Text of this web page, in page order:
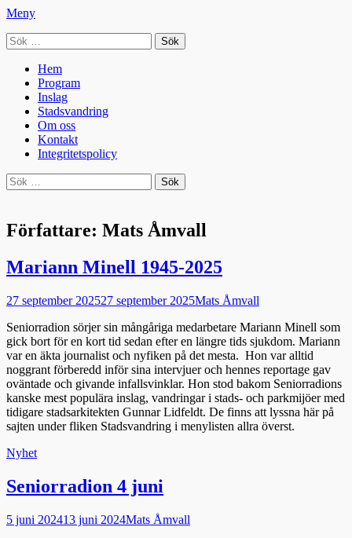
Meny
Seniorradion
Sök
efter:
Primär
meny
Hoppa
innehåll
Hem
Program
Inslag
Stadsvandring
Om oss
Kontakt
Integritetspolicy
Sök
Sök
efter:
Författare: Mats Åmvall
Mariann Minell 1945-2025
Publicerad
27 september 202527 september 2025Författare
Mats Åmvall
Seniorradion sörjer sin mångåriga medarbetare Mariann Minell som
gick bort för en kort tid sedan efter en längre tids sjukdom. Mariann
var en äkta journalist och nyfiken på det mesta. Hon var alltid
noggrant förberedd inför sina intervjuer och hennes reportage gav
oväntade och givande infallsvinklar. Hon stod bakom Seniorradions
kanske mest populära inslag, vandringar i stads- och parkmijöer med
tidigare stadsarkitekten Gunnar Lidfeldt. De finns att lyssna här på
sajten under fliken Stadsvandring i menylisten allra överst.
Kategorier
Nyhet
Seniorradion 4 juni
Publicerad
5 juni 202413 juni 2024Författare
Mats Åmvall